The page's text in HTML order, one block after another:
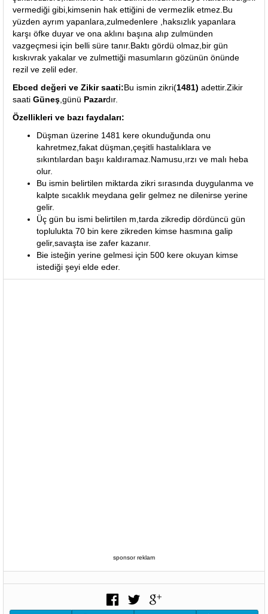
vermediği gibi,kimsenin hak ettiğini de vermezlik etmez.Bu
yüzden ayrım yapanlara,zulmedenlere ,haksızlık yapanlara
karşı öfke duyar ve ona aklını başına alıp zulmünden
vazgeçmesi için belli süre tanır.Baktı gördü olmaz,bir gün
kıskıvrak yakalar ve zulmettiği masumların gözünün önünde
rezil ve zelil eder.
Ebced değeri ve Zikir saati:Bu ismin zikri(1481) adettir.Zikir
saati Güneş ,günü Pazardır.
Özellikleri ve bazı faydaları:
Düşman üzerine 1481 kere okunduğunda onu
kahretmez,fakat düşman,çeşitli hastalıklara ve
sıkıntılardan başıı kaldıramaz.Namusu,ırzı ve malı heba
olur.
Bu ismin belirtilen miktarda zikri sırasında duygulanma ve
kalpte sıcaklık meydana gelir gelmez ne dilenirse yerine
gelir.
Üç gün bu ismi belirtilen m,tarda zikredip dördüncü gün
toplulukta 70 bin kere zikreden kimse hasmına galip
gelir,savaşta ise zafer kazanır.
Bie isteğin yerine gelmesi için 500 kere okuyan kimse
istediği şeyi elde eder.
sponsor reklam